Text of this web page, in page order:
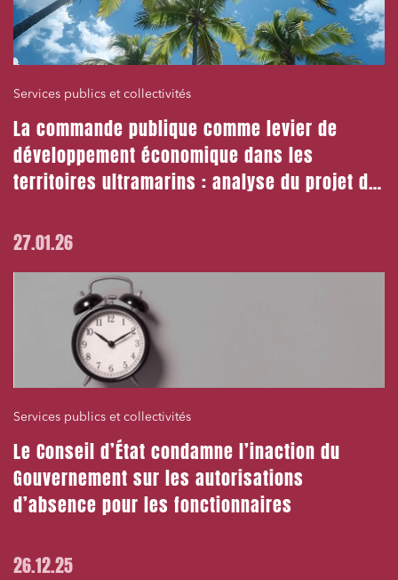
Services publics et collectivités
La commande publique comme levier de
développement économique dans les
territoires ultramarins : analyse du projet de
27.01.26
Services publics et collectivités
Le Conseil d’État condamne l’inaction du
Gouvernement sur les autorisations
d’absence pour les fonctionnaires
26.12.25